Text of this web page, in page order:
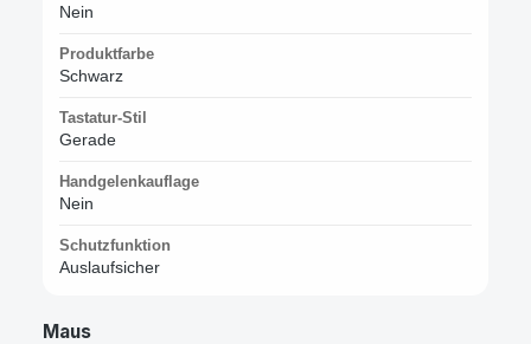
Nein
Produktfarbe
Schwarz
Tastatur-Stil
Gerade
Handgelenkauflage
Nein
Schutzfunktion
Auslaufsicher
Maus